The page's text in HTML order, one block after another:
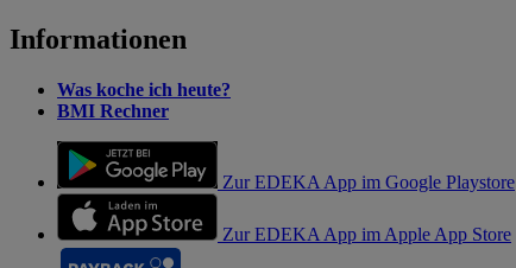
Informationen
Was koche ich heute?
BMI Rechner
Zur EDEKA App im Google Playstore
Zur EDEKA App im Apple App Store